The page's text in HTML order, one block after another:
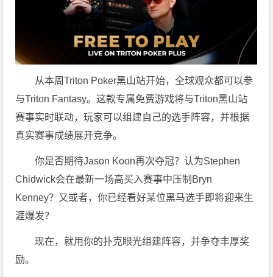
从本周Triton Poker黑山站开始，全球观众都可以参
与Triton Fantasy。这款专属免费游戏将与Triton黑山站
赛事实时联动，玩家可以组建自己的选手阵容，并根据
真实赛事成绩展开竞争。
你是否期待Jason Koon再次夺冠？认为Stephen
Chidwick会在最新一场高买入赛事中压制Bryn
Kenney？又或者，你已经看好某位黑马选手即将迎来生
涯爆发？
现在，就用你的扑克眼光组建阵容，并争夺丰厚奖
励。